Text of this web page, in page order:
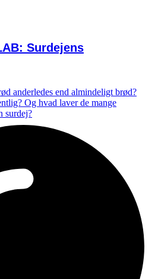
Surdejens
anderledes end almindeligt brød?
Og hvad laver de mange
surdej?